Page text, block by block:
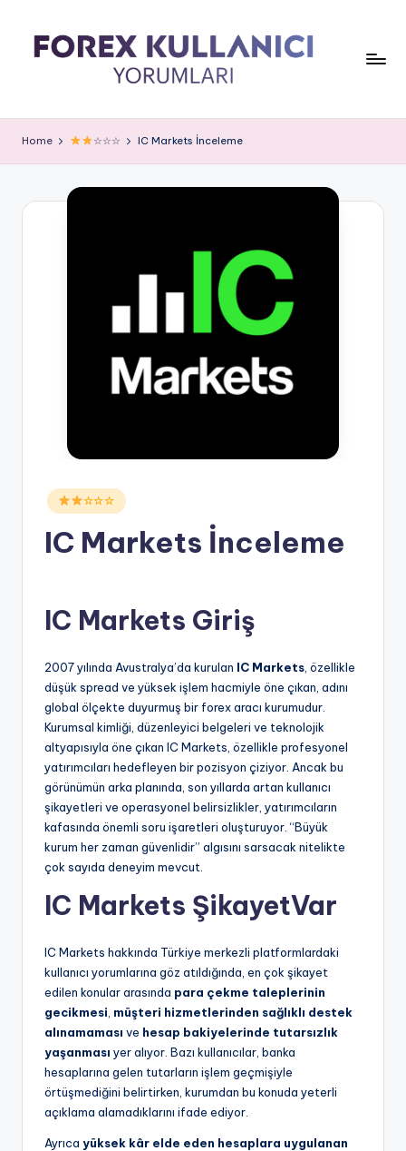
Home ☆☆☆ IC Markets İnceleme
Posted
in
☆☆☆
IC Markets İnceleme
IC Markets Giriş
2007 yılında Avustralya’da kurulan IC Markets , özellikle
düşük spread ve yüksek işlem hacmiyle öne çıkan, adını
global ölçekte duyurmuş bir forex aracı kurumudur.
Kurumsal kimliği, düzenleyici belgeleri ve teknolojik
altyapısıyla öne çıkan IC Markets, özellikle profesyonel
yatırımcıları hedefleyen bir pozisyon çiziyor. Ancak bu
görünümün arka planında, son yıllarda artan kullanıcı
şikayetleri ve operasyonel belirsizlikler, yatırımcıların
kafasında önemli soru işaretleri oluşturuyor. “Büyük
kurum her zaman güvenlidir” algısını sarsacak nitelikte
çok sayıda deneyim mevcut.
IC Markets ŞikayetVar
IC Markets hakkında Türkiye merkezli platformlardaki
kullanıcı yorumlarına göz atıldığında, en çok şikayet
edilen konular arasında para çekme taleplerinin
gecikmesi müşteri hizmetlerinden sağlıklı destek
alınamaması ve hesap bakiyelerinde tutarsızlık
yaşanması yer alıyor. Bazı kullanıcılar, banka
hesaplarına gelen tutarların işlem geçmişiyle
örtüşmediğini belirtirken, kurumdan bu konuda yeterli
açıklama alamadıklarını ifade ediyor.
Ayrıca yüksek kâr elde eden hesaplara uygulanan